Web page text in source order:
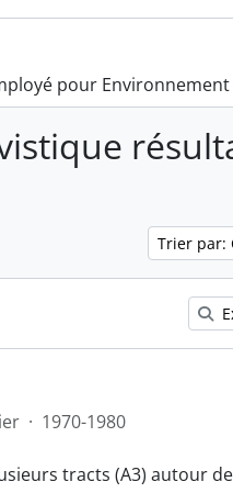
pour Environnement
Trier par:
· 1970-1980
tracts (A3) autour